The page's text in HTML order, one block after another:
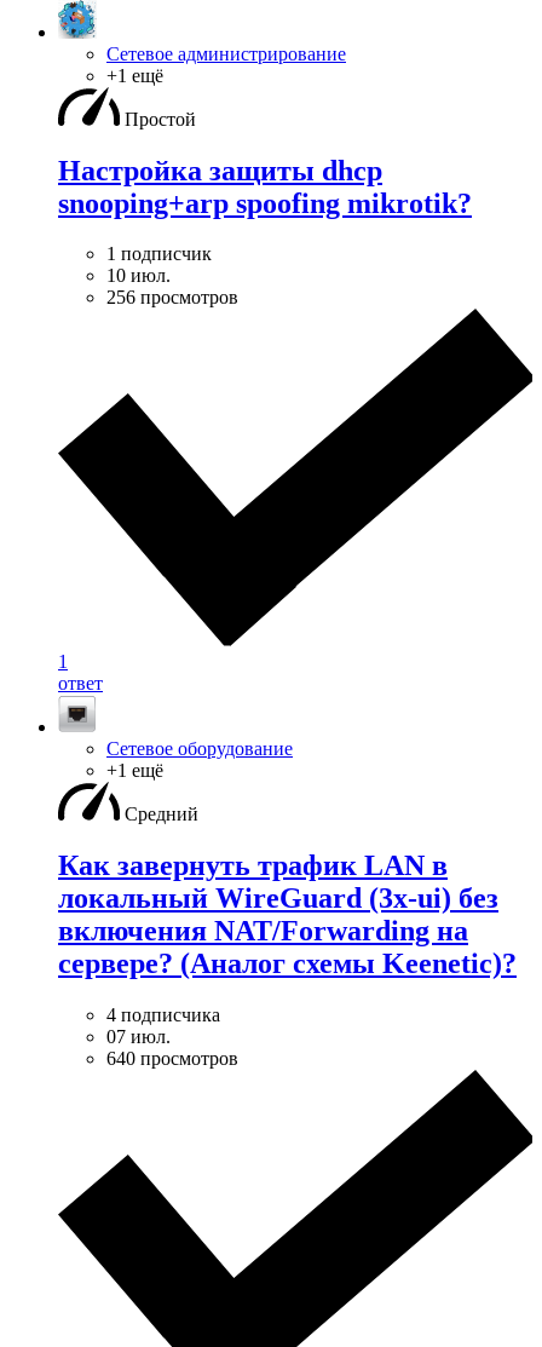
Сетевое администрирование
+1 ещё
Простой
Настройка защиты dhcp
snooping+arp spoofing mikrotik?
1 подписчик
10 июл.
256 просмотров
1
ответ
Сетевое оборудование
+1 ещё
Средний
Как завернуть трафик LAN в
локальный WireGuard (3x-ui) без
включения NAT/Forwarding на
сервере? (Аналог схемы Keenetic)?
4 подписчика
07 июл.
640 просмотров